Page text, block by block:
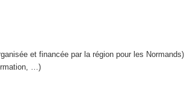
et financée par la région pour les Normands)
…)